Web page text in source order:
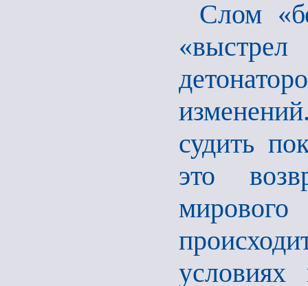
Слом
судить
это